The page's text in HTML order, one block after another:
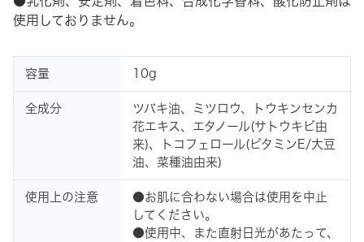
使用しておりません。
容量 10g
全成分
ツバキ油、ミツロウ、トウキンセンカ
花エキス、エタノール(サトウキビ由
来)、トコフェロール(ビタミンE/大豆
油、菜種油由来)
使用上の注意
●お肌に合わない場合は使用を中止
してください。
●使用中、また直射日光があたって、